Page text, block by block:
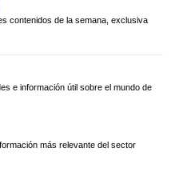
contenidos de la semana, exclusiva
e información útil sobre el mundo de
más relevante del sector